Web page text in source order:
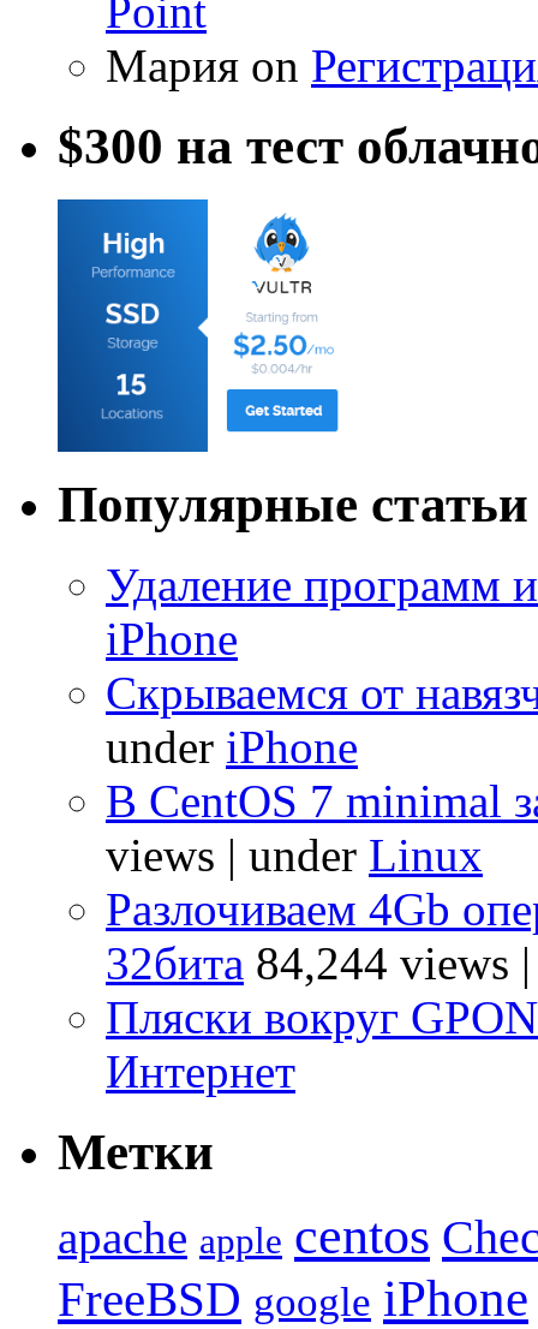
Point
Мария on
$300 на тест
Популярные статьи
Удаление программ
iPhone
Скрываемся от
under iPhone
В CentOS 7 minimal
views | under Linux
Разлочиваем 4Gb
32бита 84,244 views
Пляски вокруг
Интернет
Метки
apache apple centos
FreeBSD google iPhone